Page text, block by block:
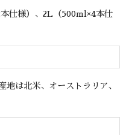
仕様）、2L（500ml×4本仕
地は北米、オーストラリア、